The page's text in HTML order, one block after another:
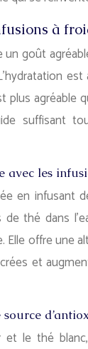
à
un goût
est
agréable
suffisant
avec les
en infusant
thé dans
offre une
et
le thé